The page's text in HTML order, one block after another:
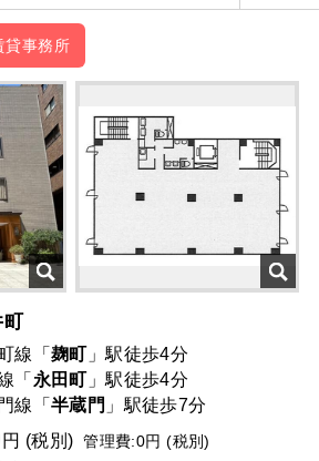
貸事務所
線「 麹町 」駅徒歩4分
「 永田町 」駅徒歩4分
線「 半蔵門 」駅徒歩7分
円 (税別)管理費:0円 (税別)